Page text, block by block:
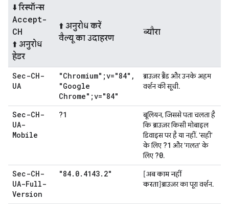
⬇️ रिस्पॉन्स
Accept-
CH
⬆️ अनुरोध
हेडर
⬆️ अनुरोध करें
वैल्यू का उदाहरण
ब्यौरा
Sec-CH-
UA
"Chromium";v="84" ,
"Google
Chrome";v="84"
ब्राउज़र ब्रैंड और उनके अहम
वर्शन की सूची.
Sec-CH-
UA-
Mobile
?1
बूलियन, जिससे पता चलता है
कि ब्राउज़र किसी मोबाइल
डिवाइस पर है या नहीं. 'सही'
के लिए ?1 और 'गलत' के
लिए ?0.
Sec-CH-
UA-Full-
Version
"84. 0. 4143. 2" [अब काम नहीं
करता]ब्राउज़र का पूरा वर्शन.